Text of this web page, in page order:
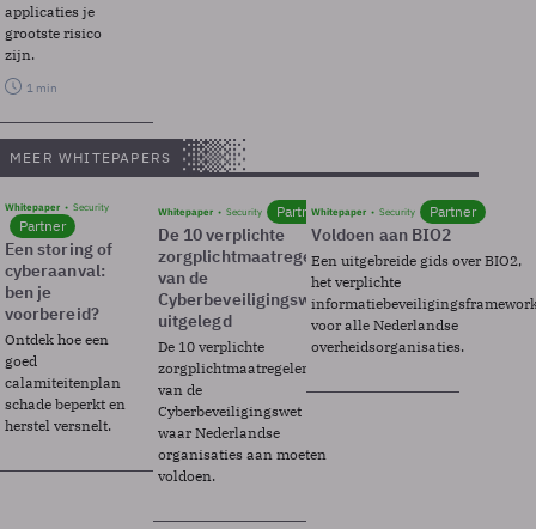
applicaties je
grootste risico
zijn.
1 min
MEER WHITEPAPERS
Whitepaper Security
Partner
Een storing of
cyberaanval:
ben je
voorbereid?
Ontdek hoe een
goed
calamiteitenplan
schade beperkt en
herstel versnelt.
Whitepaper Security Partner
De 10 verplichte
zorgplichtmaatregelen
van de
Cyberbeveiligingswet
uitgelegd
De 10 verplichte
zorgplichtmaatregelen
van de
Cyberbeveiligingswet
waar Nederlandse
organisaties aan moeten
voldoen.
Whitepaper Security Partner
Voldoen aan BIO2
Een uitgebreide gids over BIO2,
het verplichte
voor alle Nederlandse
overheidsorganisaties.